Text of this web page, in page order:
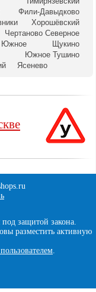
Фили-Давыдково
Хорошёвский
Чертаново Северное
Южное
Щукино
Южное Тушино
Ясенево
под защитой закона.
разместить активную
.